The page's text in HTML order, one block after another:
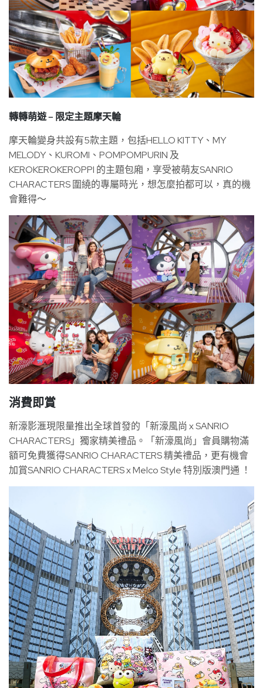
轉轉萌遊 – 限定主題摩天輪
摩天輪變身共設有5款主題，包括HELLO KITTY、MY
MELODY、KUROMI、POMPOMPURIN 及
KEROKEROKEROPPI 的主題包廂，享受被萌友SANRIO
CHARACTERS 圍繞的專屬時光，想怎麼拍都可以，真的機
會難得～
消費即賞
新濠影滙現限量推出全球首發的「新濠風尚 x SANRIO
CHARACTERS」獨家精美禮品。「新濠風尚」會員購物滿
額可免費獲得SANRIO CHARACTERS 精美禮品，更有機會
加賞SANRIO CHARACTERS x Melco Style 特別版澳門通 ！